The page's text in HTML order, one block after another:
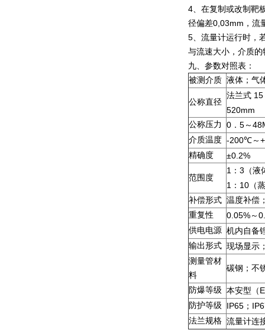
4、在复制或改制靶
径偏差0,03mm，流
5、流量计运行时，
与流速大小，介质
九、参数对照表：
被测介质 液体；气
公称直径
法兰式 15
520mm
公称压力 0 ． 5 ～
介质温度 -200℃ ～
精确度 ±0.2%
范围度
1 ： 3 （液
1 ： 10 （
补偿形式 温度补偿
重复性
0.05% ～
供电电源 机内自备
输出形式 现场显示
测量管材
料
碳钢；不
防爆等级 本安型（
防护等级 IP65 ；
法兰规格 流量计连